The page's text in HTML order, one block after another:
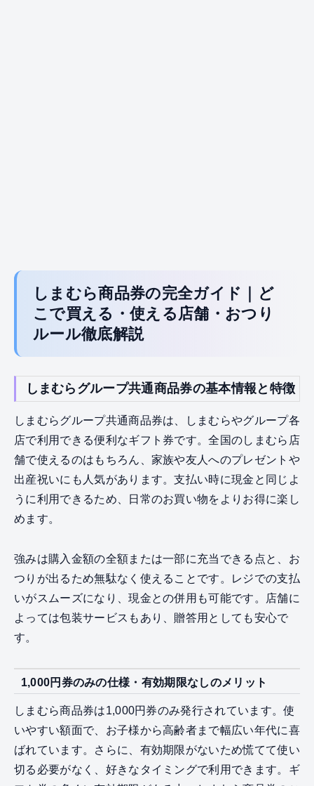
しまむら商品券の完全ガイド｜ど
こで買える・使える店舗・おつり
ルール徹底解説
しまむらグループ共通商品券の基本情報と特徴
しまむらグループ共通商品券は、しまむらやグループ各
店で利用できる便利なギフト券です。全国のしまむら店
舗で使えるのはもちろん、家族や友人へのプレゼントや
出産祝いにも人気があります。支払い時に現金と同じよ
うに利用できるため、日常のお買い物をよりお得に楽し
めます。
強みは購入金額の全額または一部に充当できる点と、お
つりが出るため無駄なく使えることです。レジでの支払
いがスムーズになり、現金との併用も可能です。店舗に
よっては包装サービスもあり、贈答用としても安心で
す。
1,000円券のみの仕様・有効期限なしのメリット
しまむら商品券は1,000円券のみ発行されています。使
いやすい額面で、お子様から高齢者まで幅広い年代に喜
ばれています。さらに、有効期限がないため慌てて使い
切る必要がなく、好きなタイミングで利用できます。ギ